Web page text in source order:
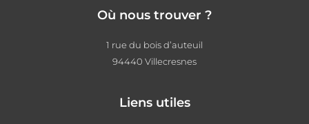
Où nous trouver ?
1 rue du bois d’auteuil
94440 Villecresnes
Liens utiles